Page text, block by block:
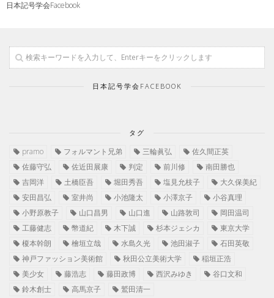
日本記号学会Facebook
日本記号学会FACEBOOK
タグ
pramo フォルマント兄弟 三輪眞弘
佐久間正英
佐藤守弘
佐近田展康 判定 前川修
南田勝也
吉岡洋
土橋臣吾 堀田秀吾 塩見允枝子
大久保美紀
安田昌弘
室井尚 小池隆太 小澤京子
小谷真理
小野原教子
山口昌男 山口進 山路敦司
岡田温司
工藤健志
幣道紀 木下誠 杉本ジェシカ
東京大学
榎本幹朗
檜垣立哉 水島久光 池田淑子
石田英敬
神戸ファッション美術館
秋田公立美術大学
稲垣正浩
美少女
藤浩志 藤田政博 西沢みゆき
谷口文和
鈴木創士
高馬京子 鷲田清一